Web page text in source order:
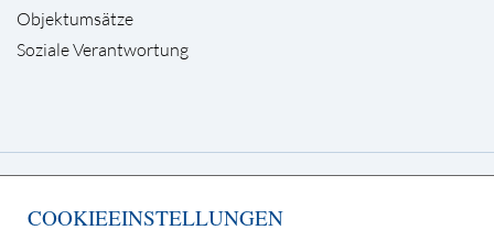
Objektumsätze
Soziale Verantwortung
Kurfürstendamm 65, 10707 Berlin
COOKIEEINSTELLUNGEN